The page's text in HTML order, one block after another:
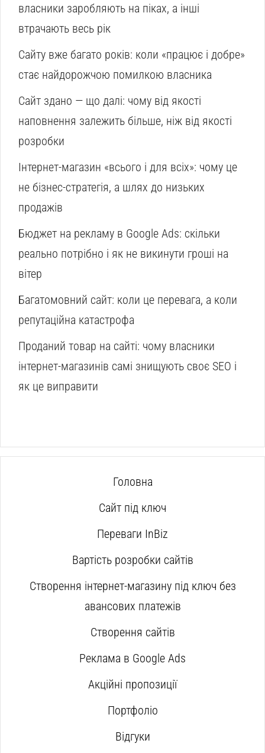
власники заробляють на піках, а інші
втрачають весь рік
Сайту вже багато років: коли «працює і добре»
стає найдорожчою помилкою власника
Сайт здано — що далі: чому від якості
наповнення залежить більше, ніж від якості
розробки
Інтернет-магазин «всього і для всіх»: чому це
не бізнес-стратегія, а шлях до низьких
продажів
Бюджет на рекламу в Google Ads: скільки
реально потрібно і як не викинути гроші на
вітер
Багатомовний сайт: коли це перевага, а коли
репутаційна катастрофа
Проданий товар на сайті: чому власники
інтернет-магазинів самі знищують своє SEO і
як це виправити
Головна
Сайт під ключ
Переваги InBiz
Вартість розробки сайтів
Створення інтернет-магазину під ключ без
авансових платежів
Створення сайтів
Реклама в Google Ads
Акційні пропозиції
Портфоліо
Відгуки